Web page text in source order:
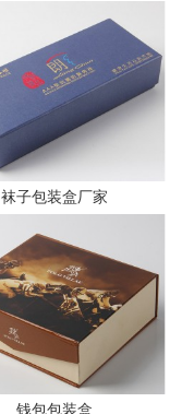
袜子包装盒厂家
钱包包装盒